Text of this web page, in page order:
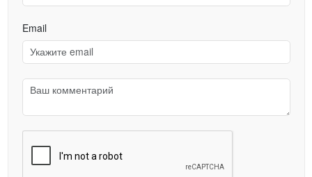
Email